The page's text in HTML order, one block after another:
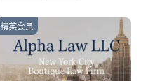
精英会员